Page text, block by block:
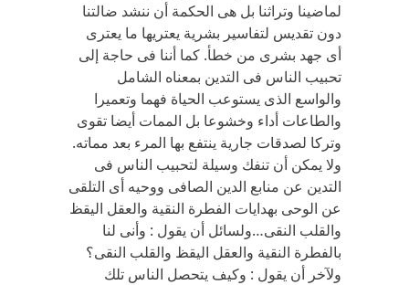
لماضينا وتراثنا بل هى الحكمة أن ننشد ضالتنا
دون تقديس لتفاسير بشرية يعتريها ما يعترى
أى جهد بشرى من خطأ. كما أننا فى حاجة إلى
تحبيب الناس فى التدين بمعناه الشامل
والواسع الذى يستوعب الحياة فهما وتعميرا
والطاعات أداء وخشوعا بل الممات أيضا تقوى
وتركا لصدقات جارية ينتفع بها المرء بعد مماته.
ولا يمكن أن تنفك وسيلة لتحبيب الناس فى
التدين عن منابع الدين الصافى ووحيه أى التلقى
عن الوحى بهدايات الفطرة النقية والعقل اليقظ
والقلب النقى…ولسائل أن يقول : وأنى لنا
بالفطرة النقية والعقل اليقظ والقلب النقى؟
ولآخر أن يقول : وكيف يتحصل الناس تلك